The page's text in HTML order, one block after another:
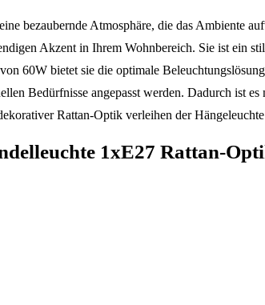
bezaubernde Atmosphäre, die das Ambiente
Akzent in Ihrem Wohnbereich. Sie ist ein
60W bietet sie die optimale
Bedürfnisse angepasst werden. Dadurch ist
Rattan-Optik verleihen der
1xE27 Rattan-